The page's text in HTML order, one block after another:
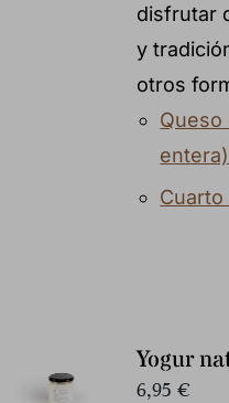
disfrutar
y
otros
Queso
entera)
Yogur
6,95 €